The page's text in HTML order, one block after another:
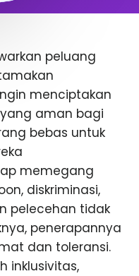
peluang
menciptakan
aman bagi
bebas untuk
memegang
diskriminasi,
pelecehan tidak
penerapannya
dan toleransi.
inklusivitas,